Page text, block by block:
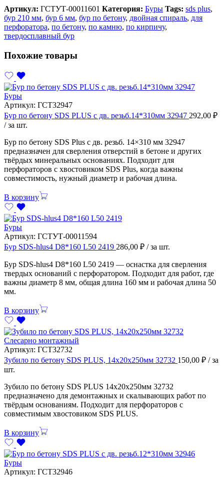
Артикул: ГСТУТ-00011601 Категория: Буры Tags: sds plus,
бур 210 мм, бур 6 мм, бур по бетону, двойная спираль, для
перфоратора, по бетону, по камню, по кирпичу,
твердосплавный бур
Похожие товары
Буры
Артикул: ГСТ32947
Бур по бетону SDS PLUS с дв. резьб.14*310мм 32947 292,00 ₽
/ за шт.
Бур по бетону SDS Plus с дв. резьб. 14×310 мм 32947
предназначен для сверления отверстий в бетоне и других
твёрдых минеральных основаниях. Подходит для
перфораторов с хвостовиком SDS Plus, когда важны
совместимость, нужный диаметр и рабочая длина.
В корзину
Буры
Артикул: ГСТУТ-00011594
Бур SDS-hlus4 D8*160 L50 2419 286,00 ₽ / за шт.
Бур SDS-hlus4 D8*160 L50 2419 — оснастка для сверления
твердых оснований с перфоратором. Подходит для работ, где
важны диаметр 8 мм, общая длина 160 мм и рабочая длина 50
мм.
В корзину
Слесарно монтажный
Артикул: ГСТ32732
Зубило по бетону SDS PLUS, 14х20х250мм 32732 150,00 ₽ / за
шт.
Зубило по бетону SDS PLUS 14х20х250мм 32732
предназначено для демонтажных и скалывающих работ по
твёрдым основаниям. Подходит для перфораторов с
совместимым хвостовиком SDS PLUS.
В корзину
Буры
Артикул: ГСТ32946